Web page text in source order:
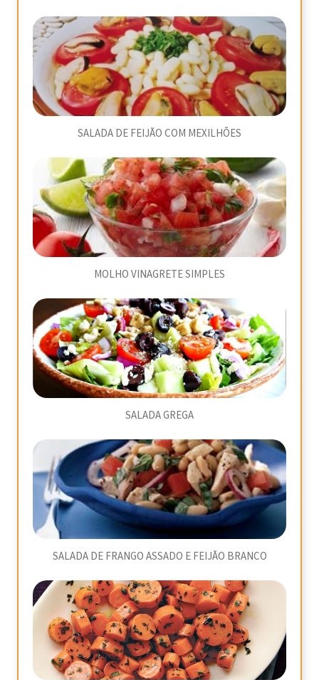
SALADA DE FEIJÃO COM MEXILHÕES
MOLHO VINAGRETE SIMPLES
SALADA GREGA
SALADA DE FRANGO ASSADO E FEIJÃO BRANCO